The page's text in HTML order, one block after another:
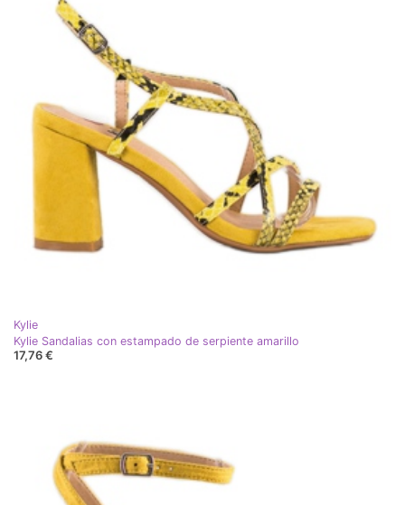
Kylie
Kylie Sandalias con estampado de serpiente amarillo
17,76 €